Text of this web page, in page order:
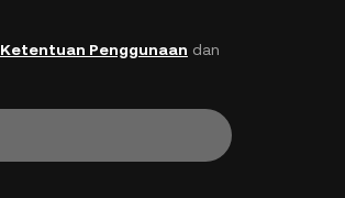
Ketentuan Penggunaan dan